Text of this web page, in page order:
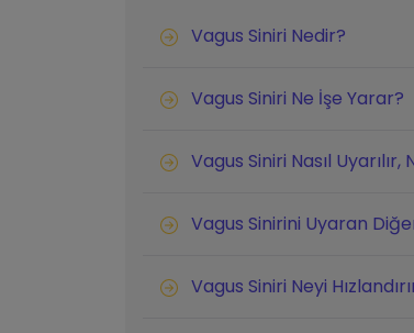
Vagus Siniri Nedir?
Vagus Siniri Ne İşe Yarar?
Vagus Siniri Nasıl
Vagus Sinirini Uyaran
Vagus Siniri Neyi